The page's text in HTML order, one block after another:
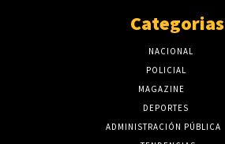
Categorias
NACIONAL
POLICIAL
MAGAZINE
DEPORTES
ADMINISTRACIÓN PÚBLICA